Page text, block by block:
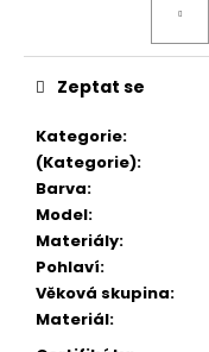
Kategorie:
(Kategorie):
Barva:
Model:
Materiály:
Pohlaví:
Věková skupina:
Materiál:
Zeptat se